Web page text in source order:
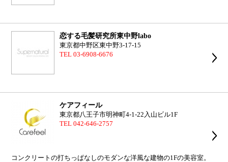
恋する毛髪研究所東中野labo
東京都中野区東中野3-17-15
TEL 03-6908-6676
ケアフィール
東京都八王子市明神町4-1-22入山ビル1F
TEL 042-646-2757
コンクリートの打ちっぱなしのモダンな洋風な建物の1Fの美容室。